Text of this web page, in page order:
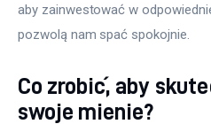
aby zainwestować w
pozwolą nam spać spokojnie.
Co zrobić, aby
swoje mienie?